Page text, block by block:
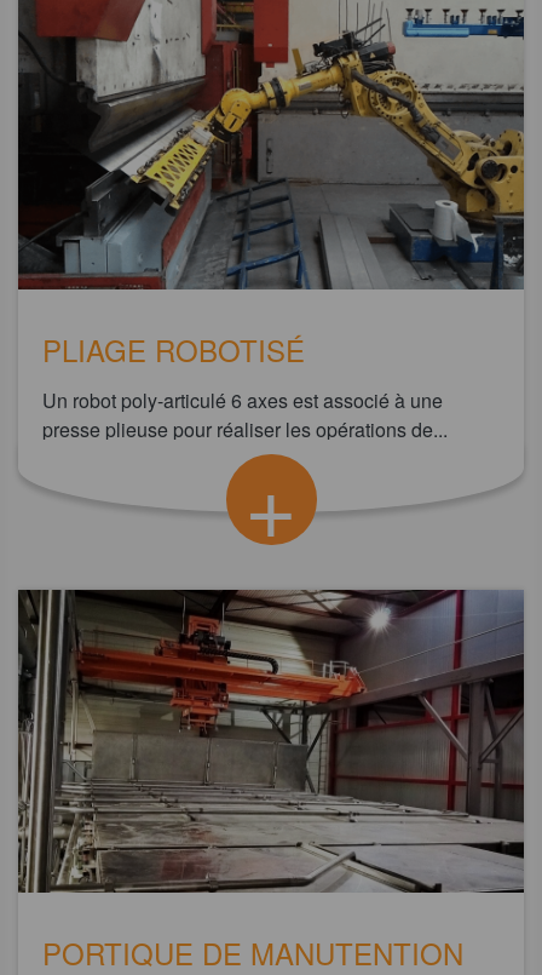
PLIAGE ROBOTISÉ
Un robot poly-articulé 6 axes est associé à une
presse plieuse pour réaliser les opérations de...
+
PORTIQUE DE MANUTENTION